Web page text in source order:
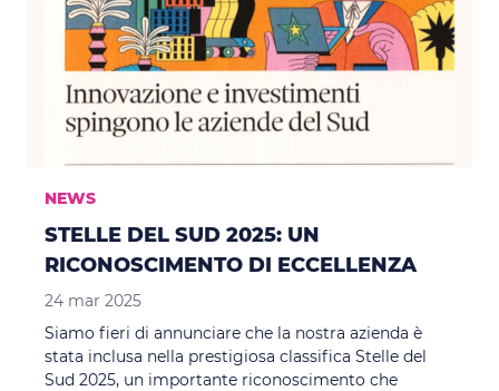
NEWS
STELLE DEL SUD 2025: UN
RICONOSCIMENTO DI ECCELLENZA
24 mar 2025
Siamo fieri di annunciare che la nostra azienda è
stata inclusa nella prestigiosa classifica Stelle del
Sud 2025, un importante riconoscimento che